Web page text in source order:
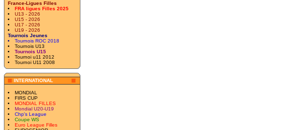
France-Ligues Filles
FRA ligues Filles 2025
U13 - 2026
U15 - 2026
U17 - 2026
U19 - 2026
Tournois Jeunes
Tournois ROC 2018
Tournois U13
Tournois U15
Tournoi u11 2012
Tournoi U11 2008
INTERNATIONAL
MONDIAL
FIRS CUP
MONDIAL FILLES
Mondial U20-U19
Chp's League
Coupe WS
Euro League Filles